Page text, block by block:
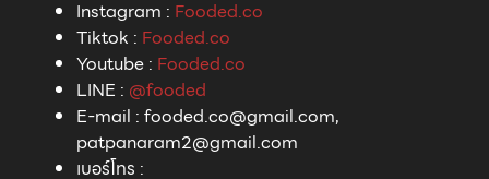
Instagram : Fooded.co
Tiktok : Fooded.co
Youtube : Fooded.co
LINE : @fooded
E-mail : fooded.co@gmail.com,
patpanaram2@gmail.com
เบอร์โทร :